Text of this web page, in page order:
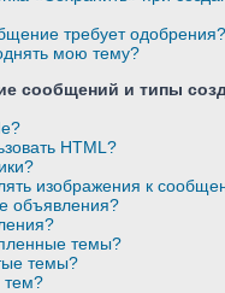
требует одобрения?
мою тему?
сообщений и типы
HTML?
изображения к
объявления?
темы?
темы?
тем?